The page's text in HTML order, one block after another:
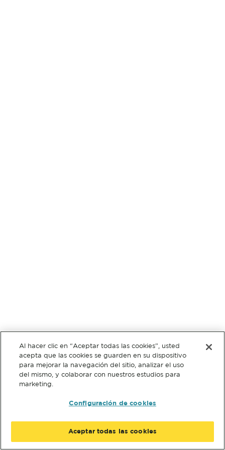
Al hacer clic en “Aceptar todas las cookies”, usted
acepta que las cookies se guarden en su dispositivo
para mejorar la navegación del sitio, analizar el uso
del mismo, y colaborar con nuestros estudios para
marketing.
Configuración de cookies
Aceptar todas las cookies